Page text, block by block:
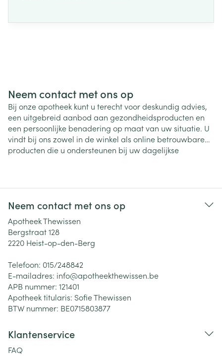
Neem contact met ons op
Bij onze apotheek kunt u terecht voor deskundig advies,
een uitgebreid aanbod aan gezondheidsproducten en
een persoonlijke benadering op maat van uw situatie. U
vindt bij ons zowel in de winkel als online betrouwbare
producten die u ondersteunen bij uw dagelijkse
Neem contact met ons op
Apotheek Thewissen
Bergstraat 128
2220 Heist-op-den-Berg
Telefoon: 015/248842
E-mailadres: info@apotheekthewissen.be
APB nummer: 121401
Apotheek titularis: Sofie Thewissen
BTW nummer: BE0715803877
Klantenservice
FAQ